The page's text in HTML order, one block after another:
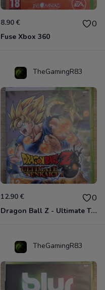
8.90 € 0
Fuse Xbox 360
TheGamingR83
12.90 € 0
Dragon Ball Z - Ultimate Tenkaichi Xbox 360
TheGamingR83